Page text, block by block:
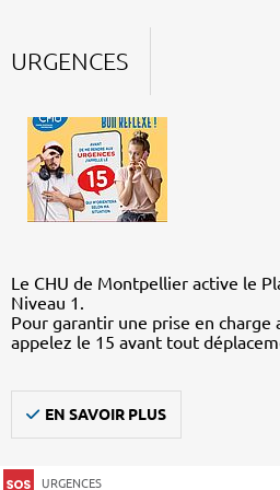
URGENCES
Le CHU de Montpellier active le
Niveau 1.
Pour garantir une prise en charge
appelez le 15 avant tout
EN SAVOIR PLUS
URGENCES